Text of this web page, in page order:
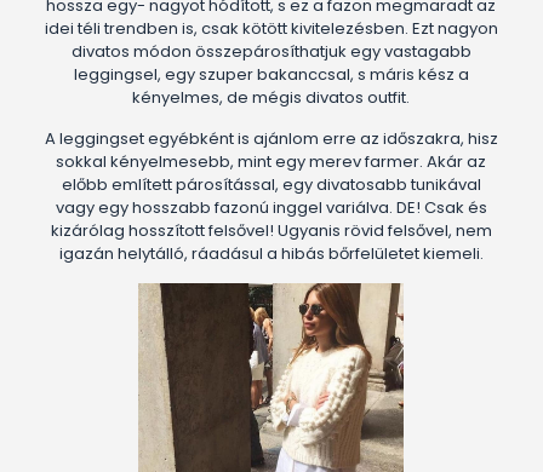
hossza egy- nagyot hódított, s ez a fazon megmaradt az
idei téli trendben is, csak kötött kivitelezésben. Ezt nagyon
divatos módon összepárosíthatjuk egy vastagabb
leggingsel, egy szuper bakanccsal, s máris kész a
kényelmes, de mégis divatos outfit.
A leggingset egyébként is ajánlom erre az időszakra, hisz
sokkal kényelmesebb, mint egy merev farmer. Akár az
előbb említett párosítással, egy divatosabb tunikával
vagy egy hosszabb fazonú inggel variálva. DE! Csak és
kizárólag hosszított felsővel! Ugyanis rövid felsővel, nem
igazán helytálló, ráadásul a hibás bőrfelületet kiemeli.